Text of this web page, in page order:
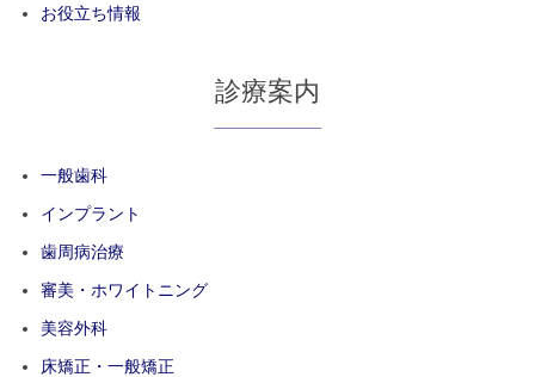
お役立ち情報
診療案内
一般歯科
インプラント
歯周病治療
審美・ホワイトニング
美容外科
床矯正・一般矯正